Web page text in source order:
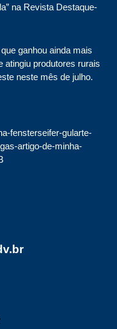
na Revista Destaque-
ganhou ainda mais
atingiu produtores rurais
neste mês de julho.
fensterseifer-gularte-
artigo-de-minha-